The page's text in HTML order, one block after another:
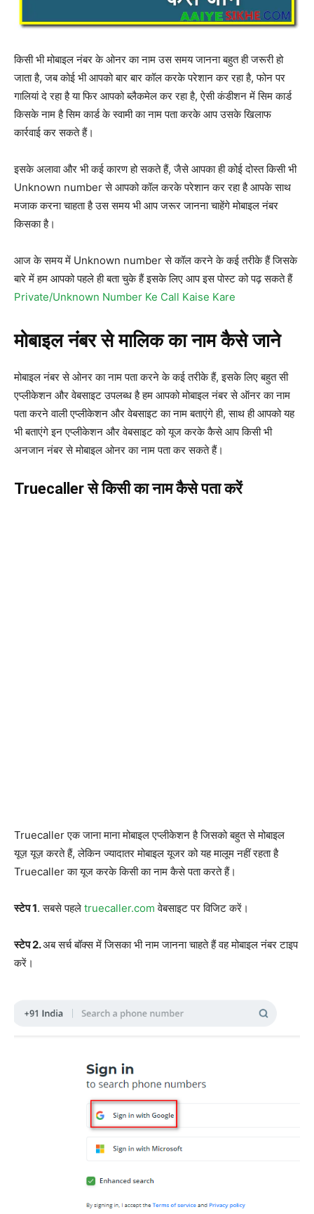
किसी भी मोबाइल नंबर के ओनर का नाम उस समय जानना बहुत ही जरूरी हो
जाता है, जब कोई भी आपको बार बार कॉल करके परेशान कर रहा है, फोन पर
गालियां दे रहा है या फिर आपको ब्लैकमेल कर रहा है, ऐसी कंडीशन में सिम कार्ड
किसके नाम है सिम कार्ड के स्वामी का नाम पता करके आप उसके खिलाफ
कार्रवाई कर सकते हैं।
इसके अलावा और भी कई कारण हो सकते हैं, जैसे आपका ही कोई दोस्त किसी भी
Unknown number से आपको कॉल करके परेशान कर रहा है आपके साथ
मजाक करना चाहता है उस समय भी आप जरूर जानना चाहेंगे मोबाइल नंबर
किसका है।
आज के समय में Unknown number से कॉल करने के कई तरीके हैं जिसके
बारे में हम आपको पहले ही बता चुके हैं इसके लिए आप इस पोस्ट को पढ़ सकते हैं
Private/Unknown Number Ke Call Kaise Kare
मोबाइल नंबर से मालिक का नाम कैसे जाने
मोबाइल नंबर से ओनर का नाम पता करने के कई तरीके हैं, इसके लिए बहुत सी
एप्लीकेशन और वेबसाइट उपलब्ध है हम आपको मोबाइल नंबर से ऑनर का नाम
पता करने वाली एप्लीकेशन और वेबसाइट का नाम बताएंगे ही, साथ ही आपको यह
भी बताएंगे इन एप्लीकेशन और वेबसाइट को यूज करके कैसे आप किसी भी
अनजान नंबर से मोबाइल ओनर का नाम पता कर सकते हैं।
Truecaller से किसी का नाम कैसे पता करें
Truecaller एक जाना माना मोबाइल एप्लीकेशन है जिसको बहुत से मोबाइल
यूज़ यूज़ करते हैं, लेकिन ज्यादातर मोबाइल यूजर को यह मालूम नहीं रहता है
Truecaller का यूज करके किसी का नाम कैसे पता करते हैं।
स्टेप 1. सबसे पहले truecaller.com वेबसाइट पर विजिट करें।
स्टेप 2.अब सर्च बॉक्स में जिसका भी नाम जानना चाहते हैं वह मोबाइल नंबर टाइप
करें।